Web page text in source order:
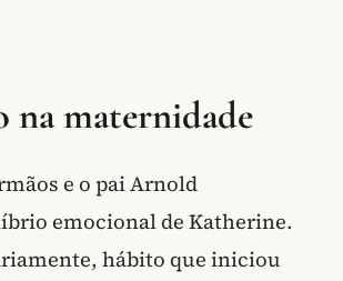
na maternidade
e o pai Arnold
emocional de Katherine.
hábito que iniciou